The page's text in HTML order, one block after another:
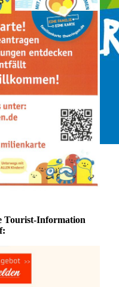
Tourist-Information